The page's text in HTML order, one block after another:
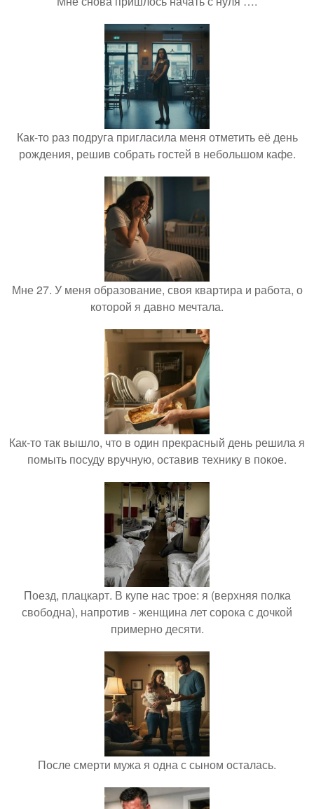
Как-то раз подруга пригласила меня отметить её день
рождения, решив собрать гостей в небольшом кафе.
Мне 27. У меня образование, своя квартира и работа, о
которой я давно мечтала.
Как-то так вышло, что в один прекрасный день решила я
помыть посуду вручную, оставив технику в покое.
Поезд, плацкарт. В купе нас трое: я (верхняя полка
свободна), напротив - женщина лет сорока с дочкой
примерно десяти.
После смерти мужа я одна с сыном осталась.